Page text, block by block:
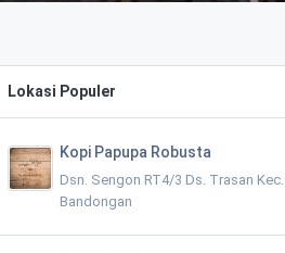
Lokasi Populer
Kopi Papupa Robusta
Dsn. Sengon RT4/3 Ds. Trasan Kec.
Bandongan